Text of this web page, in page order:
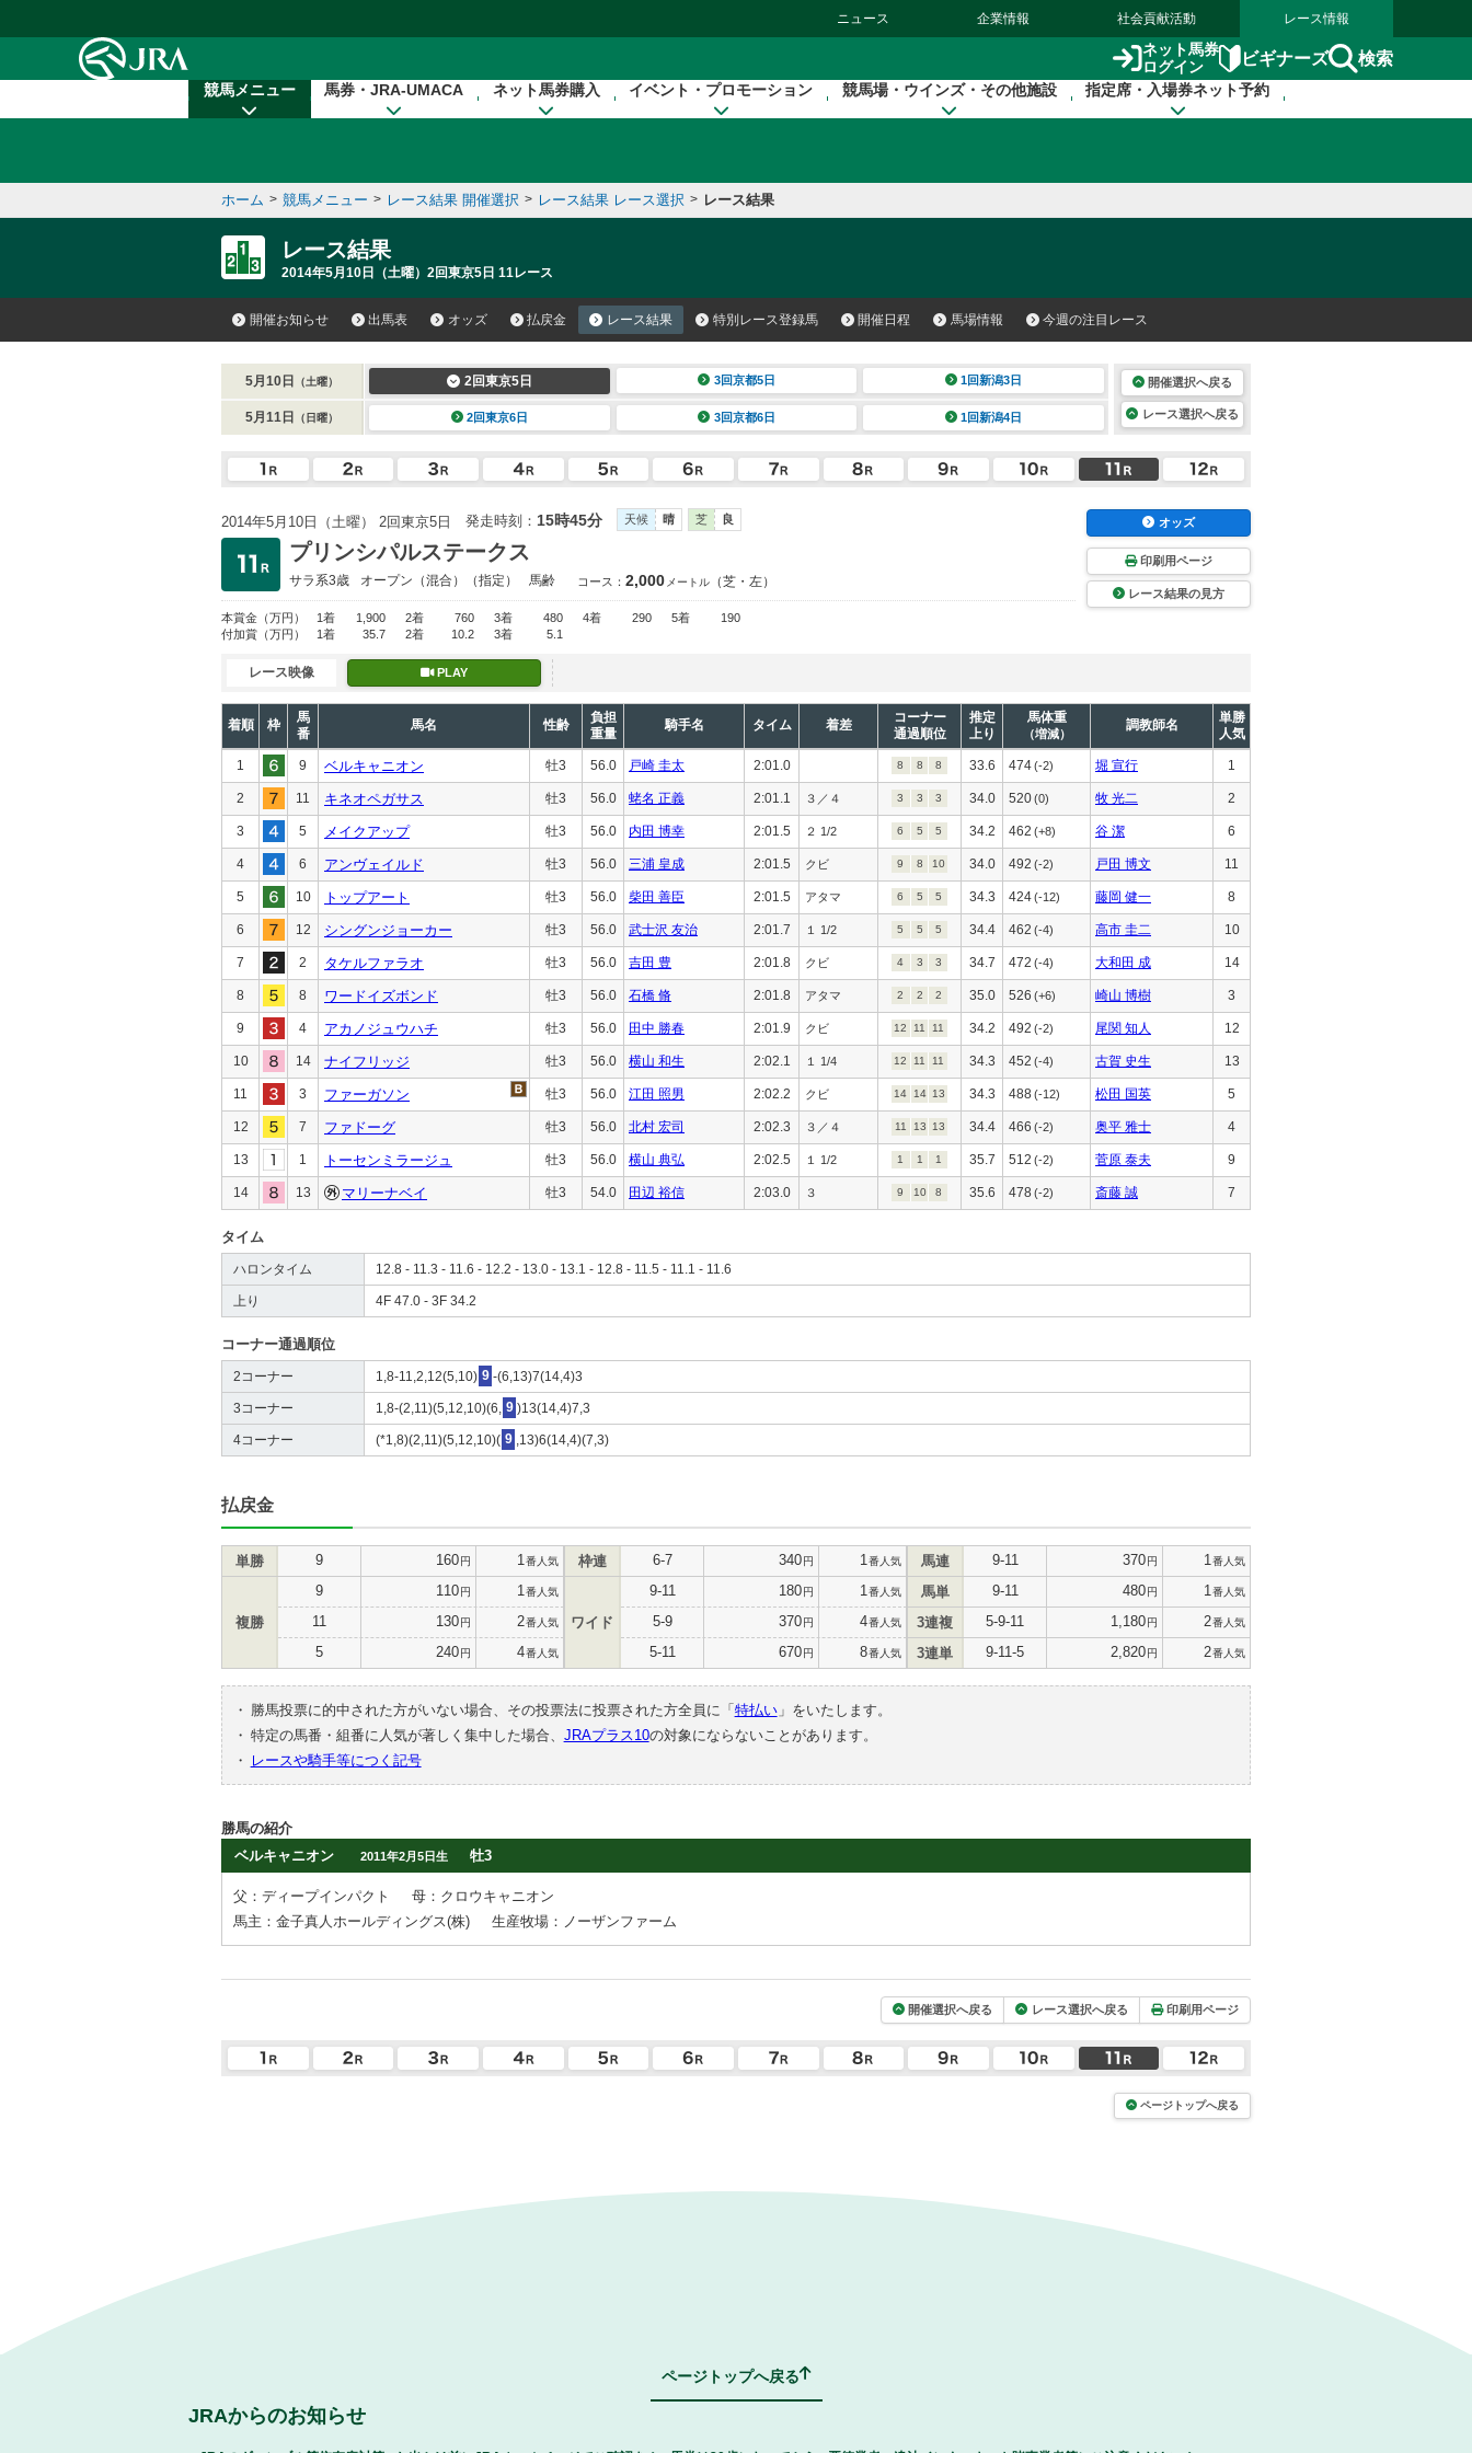
ニュース 企業情報 社会貢献活動 レース情報
ネット馬券
ログイン
ビギナーズ 検索
競馬メニュー 馬券・JRA-UMACA ネット馬券購入 イベント・プロモーション 競馬場・ウインズ・その他施設 指定席・入場券ネット予約
ホーム > 競馬メニュー > レース結果 開催選択 > レース結果 レース選択 > レース結果
レース結果
2014年5月10日（土曜）2回東京5日 11レース
開催お知らせ 出馬表 オッズ 払戻金 レース結果 特別レース登録馬 開催日程 馬場情報 今週の注目レース
5月10日 （土曜） 2回東京5日 3回京都5日 1回新潟3日
5月11日 （日曜） 2回東京6日 3回京都6日 1回新潟4日
開催選択へ戻る
レース選択へ戻る
2014年5月10日（土曜） 2回東京5日 発走時刻： 15時45分 天候 晴 芝 良
プリンシパルステークス
サラ系3歳 オープン （混合）（指定） 馬齢 コース： 2,000 メートル （芝・左）
本賞金 （万円） 1着 1,900 2着 760 3着 480 4着 290 5着
190
付加賞 （万円） 1着 35.7 2着 10.2 3着 5.1
オッズ
印刷用ページ
レース結果の見方
レース映像 PLAY
着順 枠
馬
番
馬名 性齢
負担
重量
騎手名 タイム 着差
コーナー
通過順位
推定
上り
馬体重
（増減）
調教師名
単勝
人気
1 9 ベルキャニオン 牡3 56.0 戸崎 圭太 2:01.0 8 8 8 33.6 474(-2) 堀 宣行 1
2 11 キネオペガサス 牡3 56.0 蛯名 正義 2:01.1 ３／４ 3 3 3 34.0 520(0) 牧 光二 2
3 5 メイクアップ 牡3 56.0 内田 博幸 2:01.5 ２ 1/2 6 5 5 34.2 462 (+8) 谷 潔 6
4 6 アンヴェイルド 牡3 56.0 三浦 皇成 2:01.5 クビ 9 8 10 34.0 492 (-2) 戸田 博文 11
5 10 トップアート 牡3 56.0 柴田 善臣 2:01.5 アタマ 6 5 5 34.3 424(-12) 藤岡 健一 8
6 12 シングンジョーカー 牡3 56.0 武士沢 友治 2:01.7 １ 1/2 5 5 5 34.4 462 (-4) 高市 圭二 10
7 2 タケルファラオ 牡3 56.0 吉田 豊 2:01.8 クビ 4 3 3 34.7 472 (-4) 大和田 成 14
8 8 ワードイズボンド 牡3 56.0 石橋 脩 2:01.8 アタマ 2 2 2 35.0 526 (+6) 崎山 博樹 3
9 4 アカノジュウハチ 牡3 56.0 田中 勝春 2:01.9 クビ 12 11 11 34.2 492 (-2) 尾関 知人 12
10 14 ナイフリッジ 牡3 56.0 横山 和生 2:02.1 １ 1/4 12 11 11 34.3 452 (-4) 古賀 史生 13
11 3 ファーガソン 牡3 56.0 江田 照男 2:02.2 クビ 14 14 13 34.3 488(-12) 松田 国英 5
12 7 ファドーグ 牡3 56.0 北村 宏司 2:02.3 ３／４ 11 13 13 34.4 466 (-2) 奥平 雅士 4
13 1 トーセンミラージュ 牡3 56.0 横山 典弘 2:02.5 １ 1/2 1 1 1 35.7 512 (-2) 菅原 泰夫 9
14 13 マリーナベイ 牡3 54.0 田辺 裕信 2:03.0 ３ 9 10 8 35.6 478 (-2) 斎藤 誠 7
タイム
ハロンタイム 12.8 - 11.3 - 11.6 - 12.2 - 13.0 - 13.1 - 12.8 - 11.5 - 11.1 - 11.6
上り 4F 47.0 - 3F 34.2
コーナー通過順位
2コーナー 1,8-11,2,12(5,10) 9 -(6,13)7(14,4)3
3コーナー 1,8-(2,11)(5,12,10)(6, 9 )13(14,4)7,3
4コーナー (*1,8)(2,11)(5,12,10)( 9 ,13)6(14,4)(7,3)
払戻金
単勝 9 160円 1 番人気
複勝
9 110円 1 番人気
11 130円 2番人気
5 240円 4番人気
枠連 6-7 340円 1 番人気
ワイド
9-11 180円 1 番人気
5-9 370円 4番人気
5-11 670円 8番人気
馬連 9-11 370円 1 番人気
馬単 9-11 480円 1 番人気
3連複 5-9-11 1,180円 2番人気
3連単 9-11-5 2,820円 2番人気
・ 勝馬投票に的中された方がいない場合、その投票法に投票された方全員に「 特払い」をいたします。
・ 特定の馬番・組番に人気が著しく集中した場合、 JRAプラス10の対象にならないことがあります。
・
レースや騎手等につく記号
勝馬の紹介
ベルキャニオン
2011年2月5日生 牡3
父：ディープインパクト
母：クロウキャニオン
馬主：金子真人ホールディングス(株)
生産牧場：ノーザンファーム
開催選択へ戻る レース選択へ戻る 印刷用ページ
ページトップへ戻る
ページトップへ戻る
JRAからのお知らせ